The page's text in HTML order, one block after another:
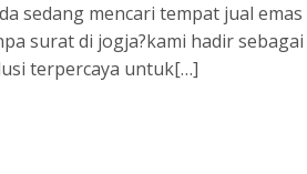
sedang mencari tempat jual emas
surat di jogja?kami hadir sebagai
terpercaya untuk[…]